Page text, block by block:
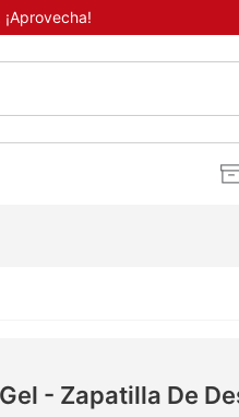
- Zapatilla De